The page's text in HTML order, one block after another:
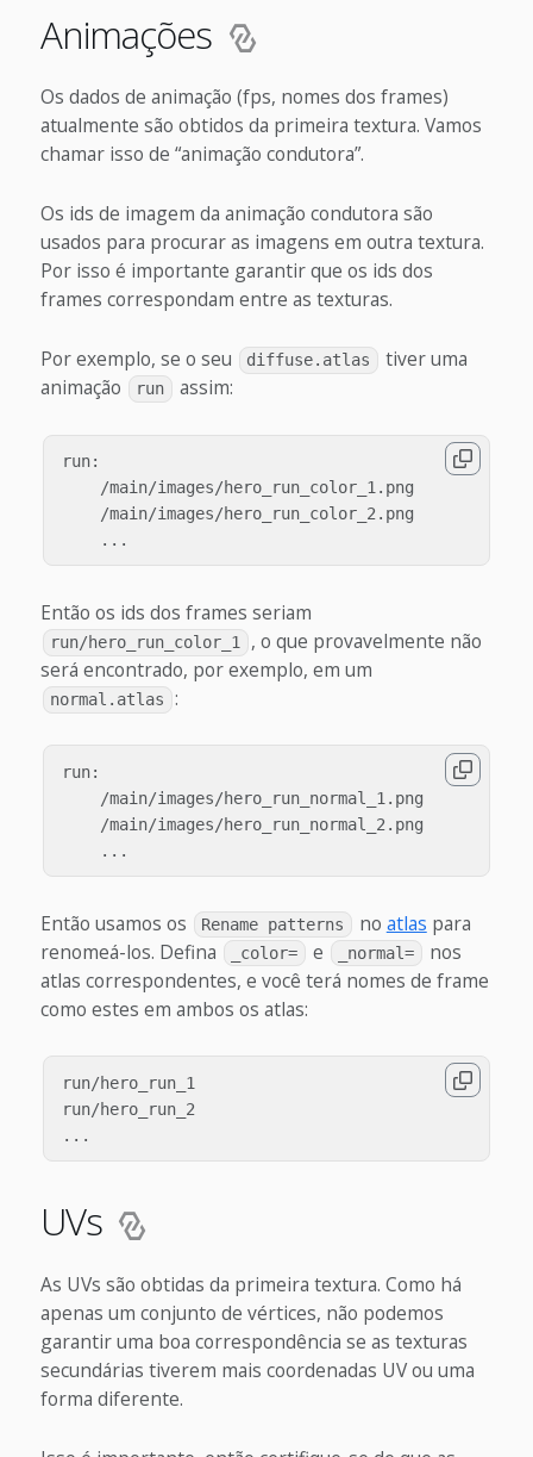
Animações
Os dados de animação (fps, nomes dos frames)
atualmente são obtidos da primeira textura. Vamos
chamar isso de “animação condutora”.
Os ids de imagem da animação condutora são
usados para procurar as imagens em outra textura.
Por isso é importante garantir que os ids dos
frames correspondam entre as texturas.
Por exemplo, se o seu diffuse.atlas
tiver uma
animação
run assim:
run:
    /main/images/hero_run_color_1.png
    /main/images/hero_run_color_2.png
Então os ids dos frames seriam
run/hero_run_color_1
, o que provavelmente não
será encontrado, por exemplo, em um
normal.atlas :
run:
    /main/images/hero_run_normal_1.png
    /main/images/hero_run_normal_2.png
Então usamos os Rename patterns no atlas para
renomeá-los. Defina
_color= e _normal=
nos
atlas correspondentes, e você terá nomes de frame
como estes em ambos os atlas:
run/hero_run_1
run/hero_run_2
UVs
As UVs são obtidas da primeira textura. Como há
apenas um conjunto de vértices, não podemos
garantir uma boa correspondência se as texturas
secundárias tiverem mais coordenadas UV ou uma
forma diferente.